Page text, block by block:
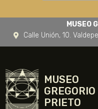
MUSEO
Calle Unión, 10.
MUSEO
GREGORIO
PRIETO